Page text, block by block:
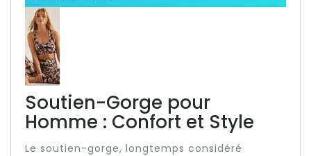
Soutien-Gorge pour
Homme : Confort et Style
Le soutien-gorge, longtemps considéré